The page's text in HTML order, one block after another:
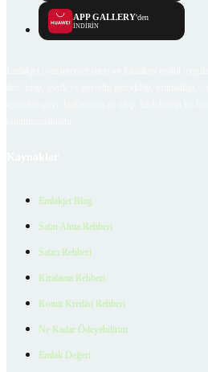
APP GALLERY'den
İNDİRİN
Emlakjet Blog
Satın Alma Rehberi
Satıcı Rehberi
Kiralama Rehberi
Konut Kredisi Rehberi
Ne Kadar Ödeyebilirim
Emlak Değeri